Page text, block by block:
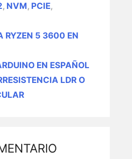
, NVM, PCIE,
RYZEN 5 3600 EN
EN ESPAÑOL
LDR O